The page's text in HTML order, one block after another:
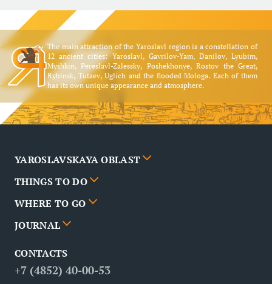
The main attraction of the Yaroslavl region is a constellation of
12 ancient cities: Yaroslavl, Gavrilov-Yam, Danilov, Lyubim,
Myshkin, Pereslavl-Zalessky, Poshekhonye, Rostov the Great,
Rybinsk, Tutaev, Uglich and the flooded Mologa. Each of them
has its own unique appearance and atmosphere.
YAROSLAVSKAYA OBLAST
Cities
News
Partners
FAQ
Contacts
THINGS TO DO
Events
Routes
Attractions
WHERE TO GO
Poster
Restaurants
JOURNAL
Business tourism
Medical tourism
CONTACTS
+7 (4852) 40-00-53